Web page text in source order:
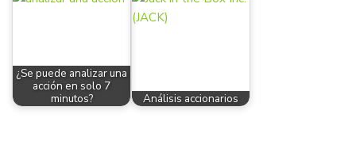
¿Se puede analizar una
acción en solo 7
minutos?
Análisis accionarios